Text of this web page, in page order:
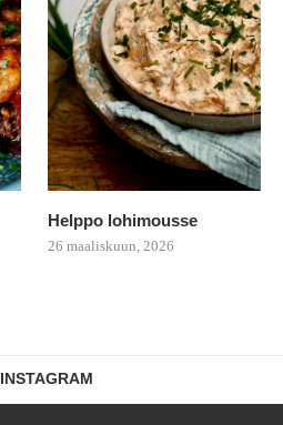
Helppo lohimousse
26 maaliskuun, 2026
INSTAGRAM